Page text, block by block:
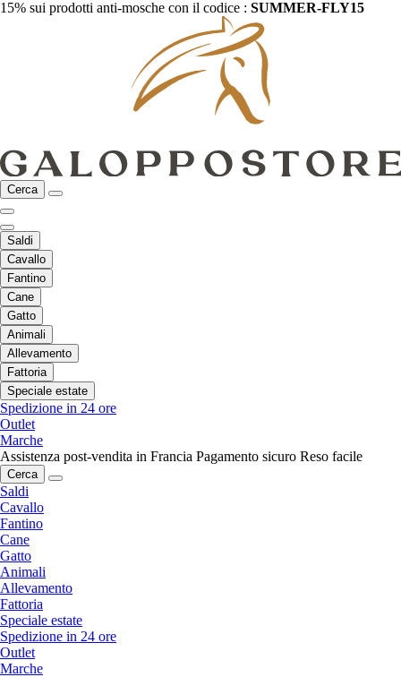
15% sui prodotti anti-mosche con il codice : SUMMER-FLY15
Cerca
Saldi
Cavallo
Fantino
Cane
Gatto
Animali
Allevamento
Fattoria
Speciale estate
Spedizione in 24 ore
Outlet
Marche
Assistenza post-vendita in Francia Pagamento sicuro Reso facile
Cerca
Saldi
Cavallo
Fantino
Cane
Gatto
Animali
Allevamento
Fattoria
Speciale estate
Spedizione in 24 ore
Outlet
Marche